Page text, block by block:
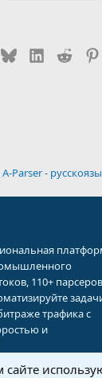
BlueskyLinkedIn
Reddit
A-Parser -
110+
трафика с
и